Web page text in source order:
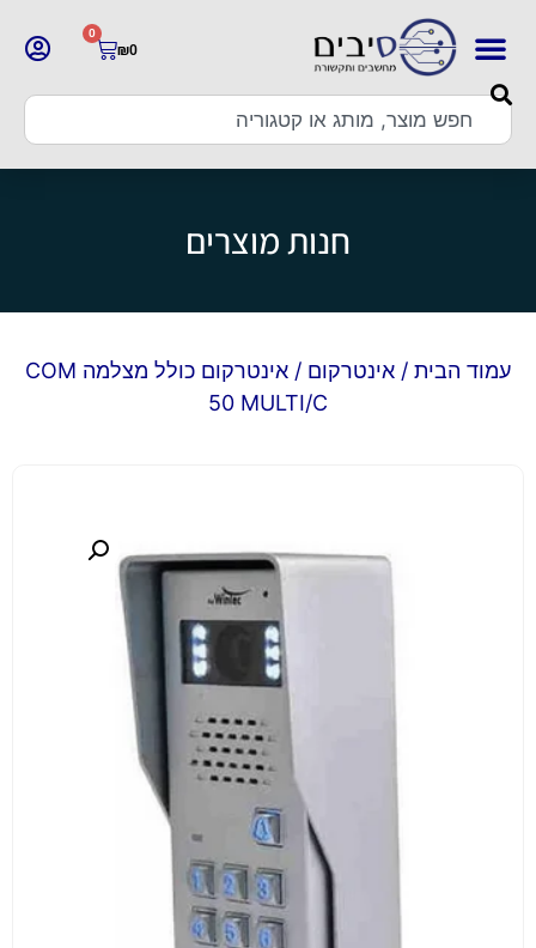
₪0
0
חנות מוצרים
עמוד הבית / אינטרקום
/ אינטרקום כולל מצלמה COM
50 MULTI/C